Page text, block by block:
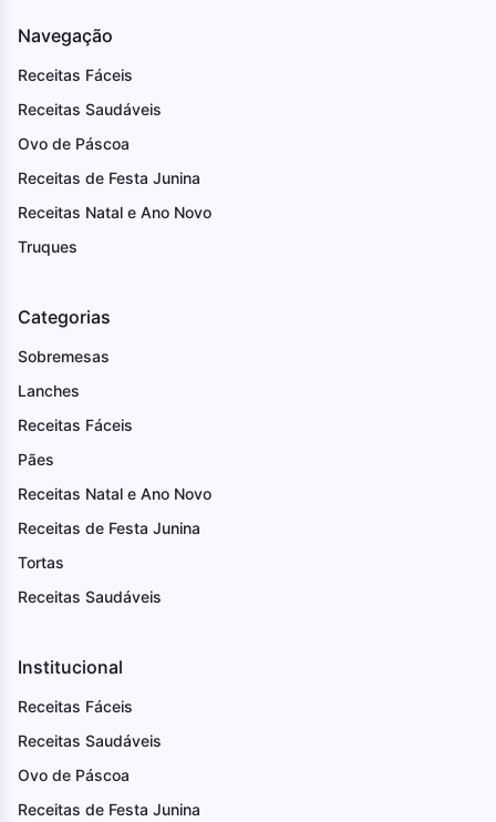
Navegação
Receitas Fáceis
Receitas Saudáveis
Ovo de Páscoa
Receitas de Festa Junina
Receitas Natal e Ano Novo
Truques
Categorias
Sobremesas
Lanches
Receitas Fáceis
Pães
Receitas Natal e Ano Novo
Receitas de Festa Junina
Tortas
Receitas Saudáveis
Institucional
Receitas Fáceis
Receitas Saudáveis
Ovo de Páscoa
Receitas de Festa Junina